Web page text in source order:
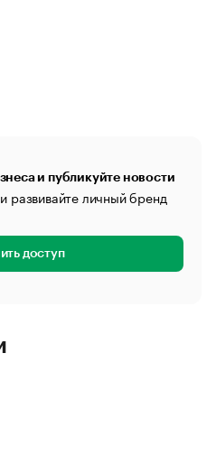
и публикуйте новости
развивайте личный бренд
доступ